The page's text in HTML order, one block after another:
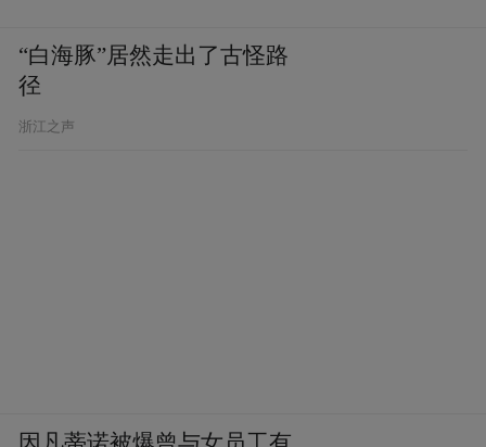
“白海豚”居然走出了古怪路
径
浙江之声